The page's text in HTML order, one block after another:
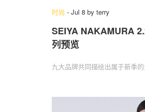
时尚 - Jul 8 by terry
SEIYA NAKAMURA
列预览
九大品牌共同描绘出属于新季的